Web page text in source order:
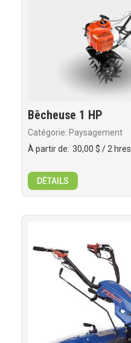
Bêcheuse 1 HP
Catégorie: Paysagement
À partir de: 30,00 $ / 2 hres
DÉTAILS